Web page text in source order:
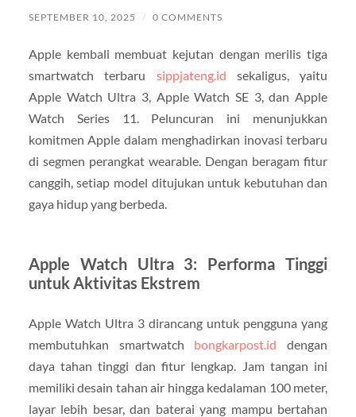
SEPTEMBER 10, 2025 / 0 COMMENTS
Apple kembali membuat kejutan dengan merilis tiga
smartwatch terbaru sippjateng.id sekaligus, yaitu
Apple Watch Ultra 3, Apple Watch SE 3, dan Apple
Watch Series 11. Peluncuran ini menunjukkan
komitmen Apple dalam menghadirkan inovasi terbaru
di segmen perangkat wearable. Dengan beragam fitur
canggih, setiap model ditujukan untuk kebutuhan dan
gaya hidup yang berbeda.
Apple Watch Ultra 3: Performa Tinggi
untuk Aktivitas Ekstrem
Apple Watch Ultra 3 dirancang untuk pengguna yang
membutuhkan smartwatch bongkarpost.id dengan
daya tahan tinggi dan fitur lengkap. Jam tangan ini
memiliki desain tahan air hingga kedalaman 100 meter,
layar lebih besar, dan baterai yang mampu bertahan